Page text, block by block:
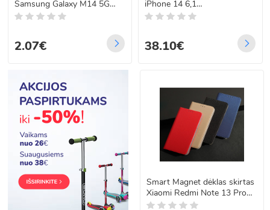
Samsung Galaxy M14 5G
black
2.07€
iPhone 14 6,1
KLHCP14SG2CPS silver
38.10€
Smart Magnet dėklas skirtas
Xiaomi Redmi Note 13 Pro
4G / Poco M6 Pro auksinis